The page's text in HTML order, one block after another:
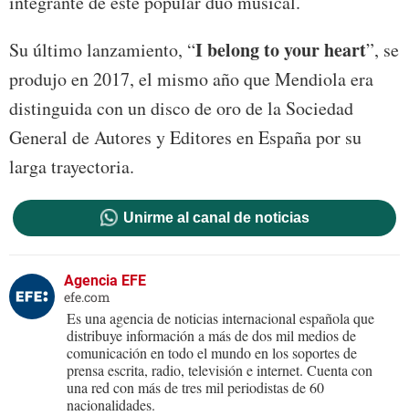
Su último lanzamiento, “I belong to your heart”, se
produjo en 2017, el mismo año que Mendiola era
distinguida con un disco de oro de la Sociedad
General de Autores y Editores en España por su
larga trayectoria.
Unirme al canal de noticias
Agencia EFE
efe.com
Es una agencia de noticias internacional española que
distribuye información a más de dos mil medios de
comunicación en todo el mundo en los soportes de
prensa escrita, radio, televisión e internet. Cuenta con
una red con más de tres mil periodistas de 60
nacionalidades.